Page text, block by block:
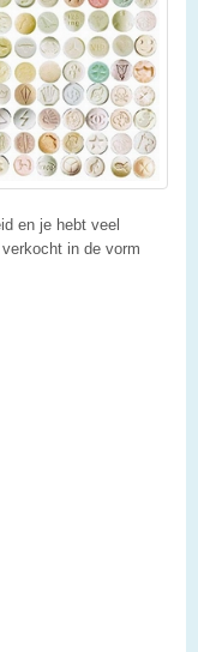
en je hebt veel
in de vorm